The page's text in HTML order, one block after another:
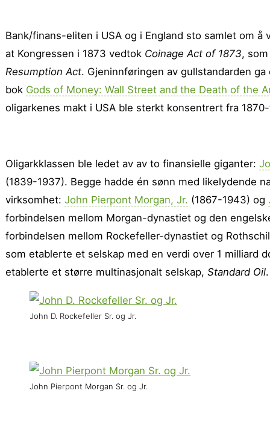
Bank/finans-eliten i USA og i England sto samlet om
at Kongressen i 1873 vedtok Coinage Act of 1873,
Resumption Act. Gjen­innføringen av gullstandarden
bok Gods of Money: Wall Street and the Death of the
oligarkenes makt i USA ble sterkt konsen­trert fra
Oligarkklassen ble ledet av av to finansielle giganter:
(1839-1937). Begge hadde én sønn med likelydende
virksomhet: John Pierpont Morgan, Jr. (1867-1943) og
forbindelsen mellom Morgan-dynastiet og den
forbindelsen mellom Rockefeller-dynastiet og
som etablerte et selskap med en verdi over 1 milliard
etablerte et større multinasjonalt selskap, Standard Oil.
John D. Rockefeller Sr. og Jr.
John Pierpont Morgan Sr. og Jr.